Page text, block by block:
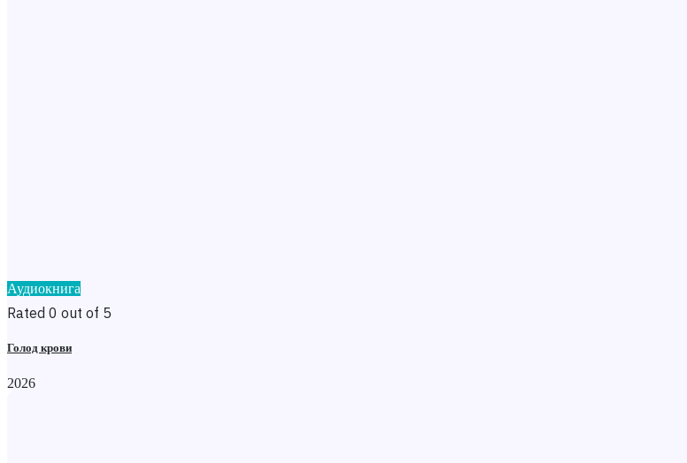
Аудиокнига
Rated 0 out of 5
Голод крови
2026